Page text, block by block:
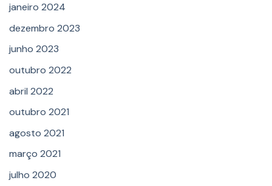
janeiro 2024
dezembro 2023
junho 2023
outubro 2022
abril 2022
outubro 2021
agosto 2021
março 2021
julho 2020